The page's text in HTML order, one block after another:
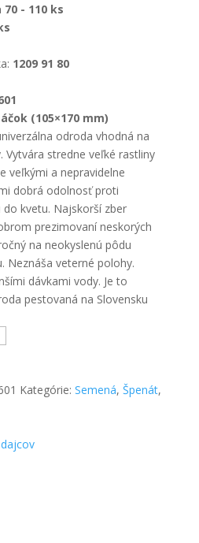
70 - 110 ks
1209 91 80
(105×170 mm)
odroda vhodná na
Vytvára stredne veľké rastliny
veľkými a nepravidelne
dobrá odolnosť proti
kvetu. Najskorší zber
prezimovaní neskorých
na neokyslenú pôdu
Neznáša veterné polohy.
dávkami vody. Je to
pestovaná na Slovensku
Kategórie: Semená, Špenát,